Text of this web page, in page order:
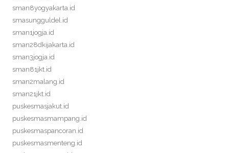
sman8yogyakarta.id
smasungguldel.id
sman1jogja.id
sman28dkijakarta.id
sman3jogja.id
sman81jkt.id
sman2malang.id
sman21jkt.id
puskesmasjakut.id
puskesmasmampang.id
puskesmaspancoran.id
puskesmasmenteng.id